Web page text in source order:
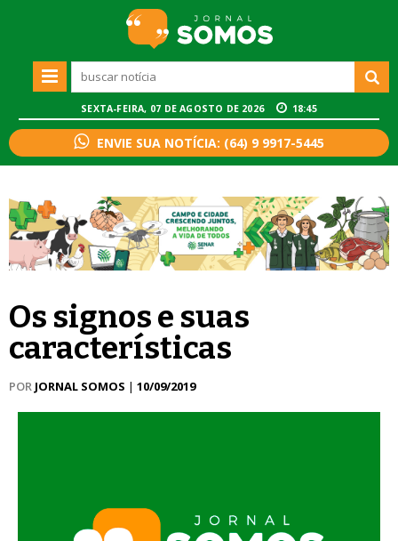
SEXTA-FEIRA, 07 DE AGOSTO DE 2026 18:45
ENVIE SUA NOTÍCIA: (64) 9 9917-5445
Os signos e suas
características
POR JORNAL SOMOS | 10/09/2019